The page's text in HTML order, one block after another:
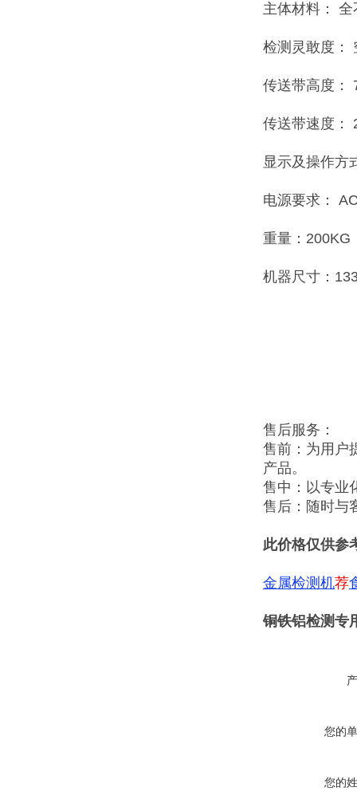
主体材料：
检测灵敢度：
传送带高度：
传送带速度：
显示及操作方
电源要求：
重量：200KG
机器尺寸：
售后服务：
售前：为用户
产品。
售中：以专业
售后：随时与
此价格仅供参
金属检测机荐
铜铁铝检测专
您的
您的